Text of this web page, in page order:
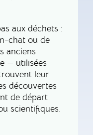
aux déchets :
chat ou de
anciens
— utilisées
leur
découvertes
de départ
scientifiques.